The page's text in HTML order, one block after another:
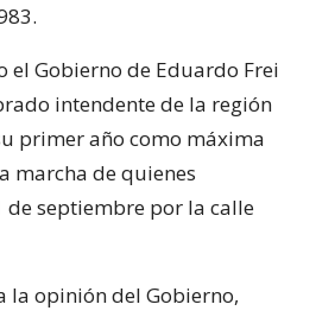
el Gobierno de Eduardo Frei
intendente de la región
primer año como máxima
marcha de quienes
de septiembre por la calle
la opinión del Gobierno,